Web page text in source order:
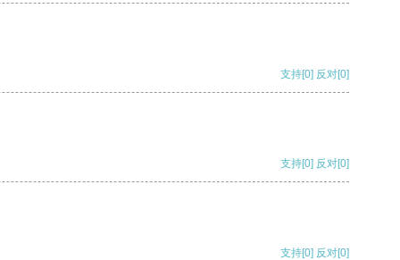
支持[0] 反对[0]
支持[0] 反对[0]
支持[0] 反对[0]